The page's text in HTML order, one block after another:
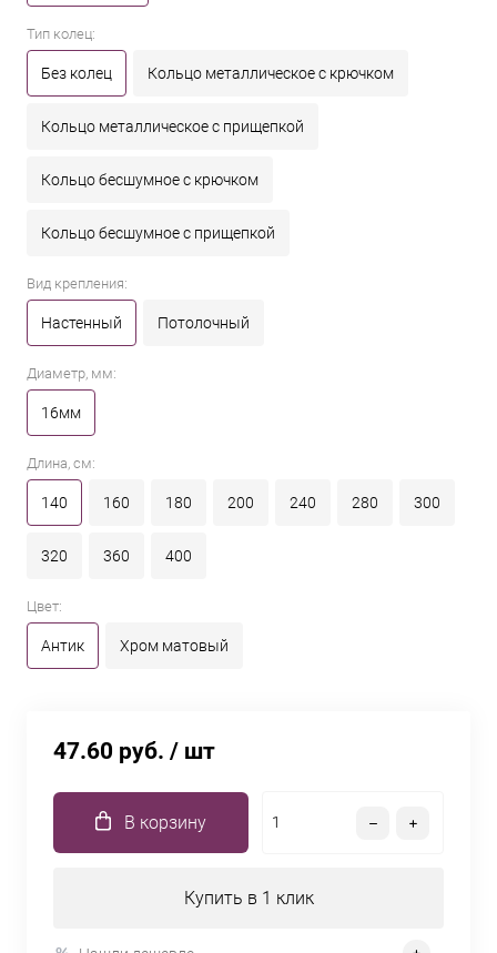
Тип колец:
Без колец Кольцо металлическое с крючком
Кольцо металлическое с прищепкой
Кольцо бесшумное с крючком
Кольцо бесшумное с прищепкой
Вид крепления:
Настенный Потолочный
Диаметр, мм:
16мм
Длина, см:
140 160 180 200 240 280 300
320 360 400
Цвет:
Антик Хром матовый
47.60 руб. / шт
В корзину
Купить в 1 клик